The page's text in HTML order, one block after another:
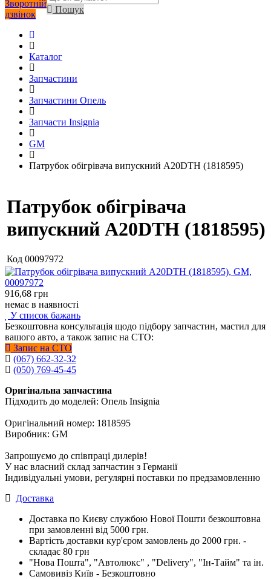
Зворотній
дзвінок
Пошук
Каталог
Запчастини
Запчастини Опель
Запчасти Insignia
GM
Патрубок обігрівача випускний A20DTH (1818595)
Патрубок обігрівача
випускний A20DTH (1818595)
Код 00097972
916,68 грн
немає в наявності
У список бажань
Безкоштовна консультація щодо підбору запчастин, мастил для
вашого авто, а також запис на СТО:
Запис на СТО
(067) 662-32-32
(050) 769-45-45
Оригінальна запчастина
Підходить до моделей: Опель Insignia
Оригінальний номер: 1818595
Виробник: GM
Запрошуємо до співпраці дилерів!
У нас власний склад запчастин з Германії
Індивідуальні умови, регулярні поставки по предзамовленню
Доставка
Доставка по Києву службою Нової Пошти безкоштовна
при замовленні від 5000 грн.
Вартість доставки кур'єром замовлень до 2000 грн. -
складає 80 грн
"Нова Пошта", "Автолюкс" , "Delivery", "Iн-Тайм" та ін.
Самовивіз Київ - Безкоштовно